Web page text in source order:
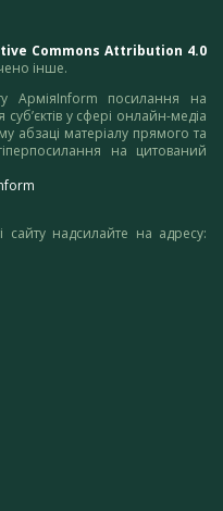
Commons Attribution 4.0
інше.
АрміяInform посилання на
суб’єктів у сфері онлайн-медіа
абзаці матеріалу прямого та
на цитований
сайту надсилайте на адресу: